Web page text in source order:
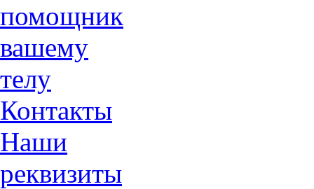
помощник
вашему
телу
Контакты
Наши
реквизиты